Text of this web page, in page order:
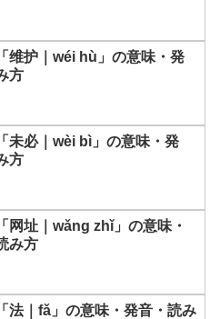
维护｜wéi hù」の意味・発
方
未必｜wèi bì」の意味・発
方
网址｜wǎng zhǐ」の意味・
み方
法｜fǎ」の意味・発音・読み